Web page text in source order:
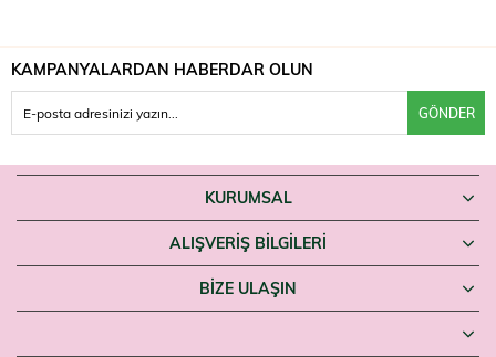
KAMPANYALARDAN HABERDAR OLUN
GÖNDER
KURUMSAL
ALIŞVERİŞ BİLGİLERİ
BIZE ULAŞIN